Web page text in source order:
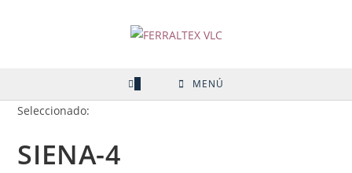
MENÚ
Seleccionado:
SIENA-4